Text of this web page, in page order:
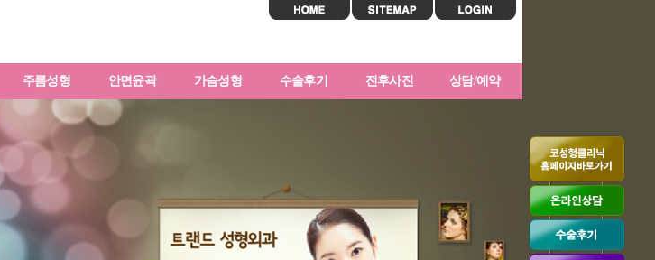
주름성형 안면윤곽 가슴성형 수술후기 전후사진 상담/예약